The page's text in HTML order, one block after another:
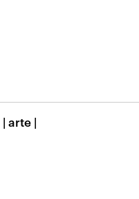
| arte |